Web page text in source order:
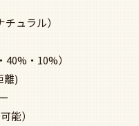
ュラル）
・10%）
離)
能）